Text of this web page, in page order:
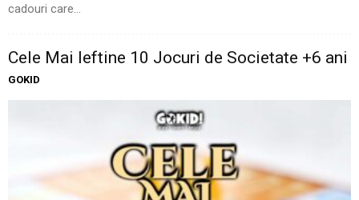
cadouri care...
Cele Mai Ieftine 10 Jocuri de Societate +6 ani
GOKID